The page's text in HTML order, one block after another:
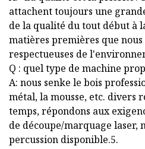
attachent toujours une
de la qualité du tout début à
matières premières que
respectueuses de
Q : quel type de machine
A: nous senke le bois
métal, la mousse, etc. divers
temps, répondons aux
de découpe/marquage laser,
percussion disponible.5.